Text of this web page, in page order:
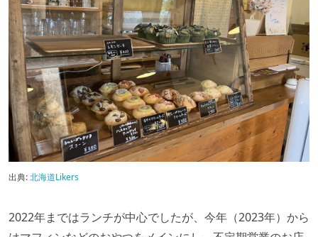
出典:北海道Likers
2022年まではランチが中心でしたが、今年（2023年）から